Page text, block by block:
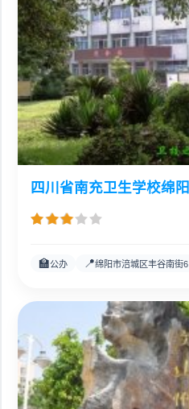
四川省南充卫生学校绵阳
🏫公办 📍绵阳市涪城区丰谷南街6